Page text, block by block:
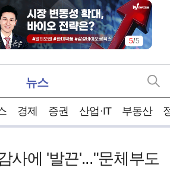
5/5
뉴스
경제 증권 산업·IT 부동산
사에 '발끈'..."문체부도